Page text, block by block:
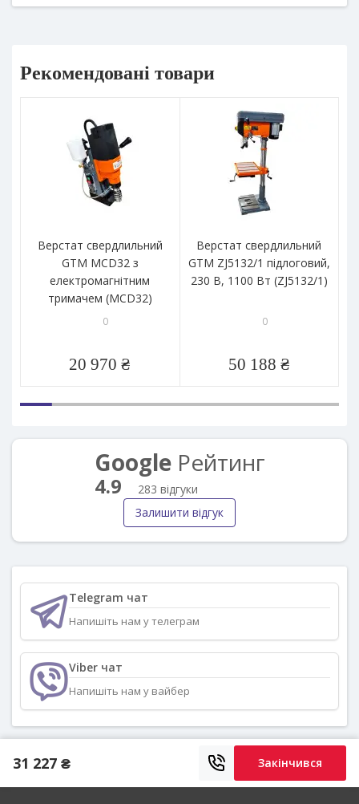
Рекомендовані товари
Верстат свердлильний
GTM MCD32 з
електромагнітним
тримачем (MCD32)
0
20 970 ₴
Верстат свердлильний
GTM ZJ5132/1 підлоговий,
230 В, 1100 Вт (ZJ5132/1)
0
50 188 ₴
GoogleРейтинг
4.9
283 відгуки
Залишити відгук
Telegram чат
Напишіть нам у телеграм
Viber чат
Напишіть нам у вайбер
31 227 ₴ Закінчився